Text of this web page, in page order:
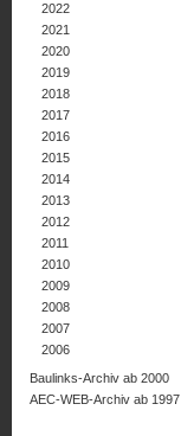
2022
2021
2020
2019
2018
2017
2016
2015
2014
2013
2012
2011
2010
2009
2008
2007
2006
Baulinks-Archiv ab 2000
AEC-WEB-Archiv ab 1997